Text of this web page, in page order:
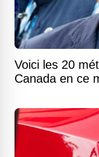
Voici les 20
Canada en ce